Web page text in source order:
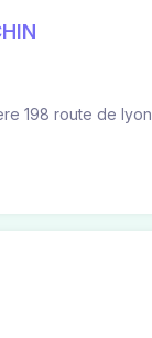
198 route de lyon